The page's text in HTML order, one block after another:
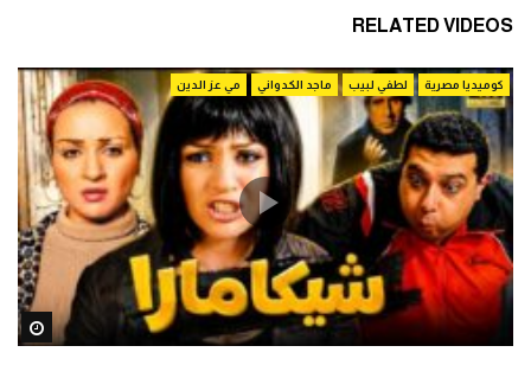
RELATED VIDEOS
كوميديا مصرية لطفي لبيب ماجد الكدواني مي عز الدين